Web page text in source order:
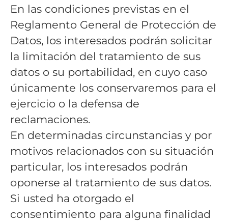
En las condiciones previstas en el
Reglamento General de Protección de
Datos, los interesados podrán solicitar
la limitación del tratamiento de sus
datos o su portabilidad, en cuyo caso
únicamente los conservaremos para el
ejercicio o la defensa de
reclamaciones.
En determinadas circunstancias y por
motivos relacionados con su situación
particular, los interesados podrán
oponerse al tratamiento de sus datos.
Si usted ha otorgado el
consentimiento para alguna finalidad